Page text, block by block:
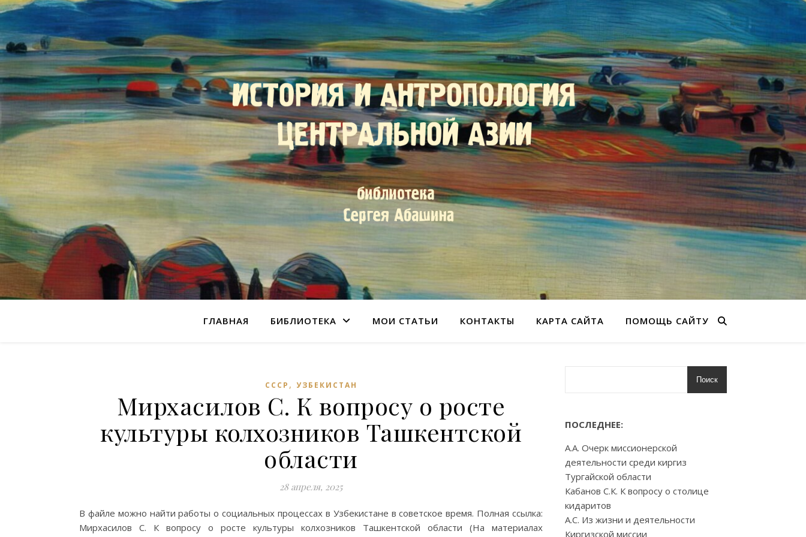
ГЛАВНАЯ БИБЛИОТЕКА МОИ СТАТЬИ КОНТАКТЫ КАРТА САЙТА ПОМОЩЬ САЙТУ
СССР , УЗБЕКИСТАН
Мирхасилов С. К вопросу о росте
культуры колхозников Ташкентской
области
28 апреля, 2025
В файле можно найти работы о социальных процессах в Узбекистане в советское время. Полная ссылка:
Мирхасилов С. К вопросу о росте культуры колхозников Ташкентской области (На материалах
Поиск
ПОСЛЕДНЕЕ:
А.А. Очерк миссионерской
деятельности среди киргиз
Тургайской области
Кабанов С.К. К вопросу о столице
кидаритов
А.С. Из жизни и деятельности
Киргизской миссии